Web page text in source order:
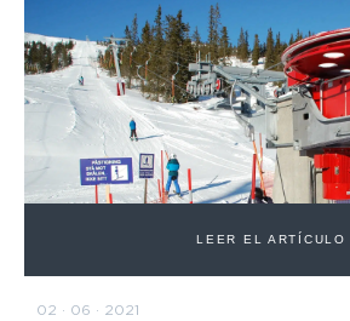
LEER EL ARTÍCULO
02 · 06 · 2021